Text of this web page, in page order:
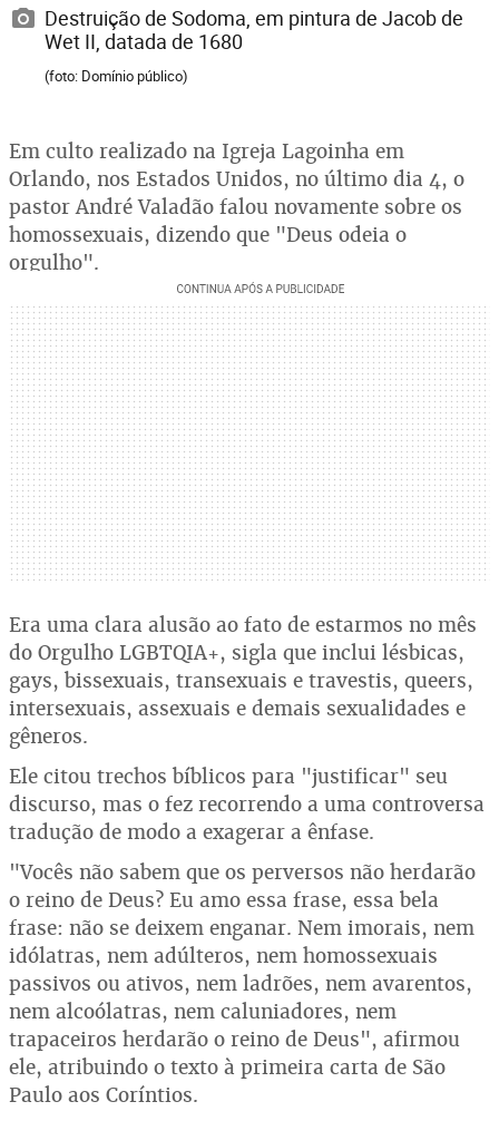
Destruição de Sodoma, em pintura de Jacob de
Wet II, datada de 1680
(foto: Domínio público)
Em culto realizado na Igreja Lagoinha em
Orlando, nos Estados Unidos, no último dia 4, o
pastor André Valadão falou novamente sobre os
homossexuais, dizendo que "Deus odeia o
orgulho".
Era uma clara alusão ao fato de estarmos no mês
do Orgulho LGBTQIA+, sigla que inclui lésbicas,
gays, bissexuais, transexuais e travestis, queers,
intersexuais, assexuais e demais sexualidades e
gêneros.
Ele citou trechos bíblicos para "justificar" seu
discurso, mas o fez recorrendo a uma controversa
tradução de modo a exagerar a ênfase.
"Vocês não sabem que os perversos não herdarão
o reino de Deus? Eu amo essa frase, essa bela
frase: não se deixem enganar. Nem imorais, nem
idólatras, nem adúlteros, nem homossexuais
passivos ou ativos, nem ladrões, nem avarentos,
nem alcoólatras, nem caluniadores, nem
trapaceiros herdarão o reino de Deus", afirmou
ele, atribuindo o texto à primeira carta de São
Paulo aos Coríntios.